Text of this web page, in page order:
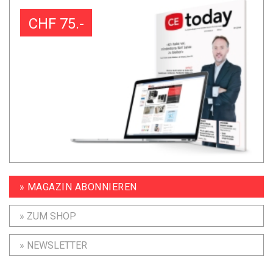
CHF 75.-
» MAGAZIN ABONNIEREN
» ZUM SHOP
» NEWSLETTER